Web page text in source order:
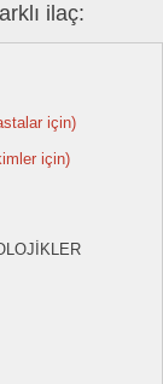
ilaç:
için)
için)